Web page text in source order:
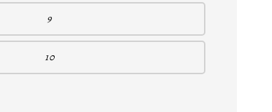
9
10